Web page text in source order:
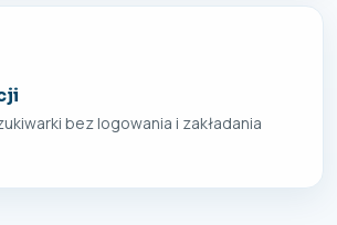
bez logowania i zakładania